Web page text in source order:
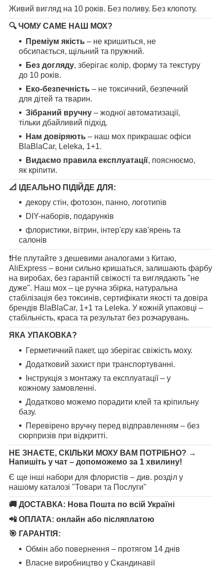
Живий вигляд на 10 років. Без поливу. Без клопоту.
🔍ЧОМУ САМЕ НАШ МОХ?
Преміум якість – не кришиться, не
обсипається, щільний та пружний.
Без догляду, зберігає колір, форму та текстуру
до 10 років.
Еко-безпечність – не токсичний, безпечний
для дітей та тварин.
Зібраний вручну – жодної автоматизації,
тільки дбайливий підхід.
Нам довіряють – наш мох прикрашає офіси
BlaBlaCar, Leleka, 1+1.
Видаємо правила експлуатації, пояснюємо,
як кріпити.
📐
ІДЕАЛЬНО ПІДІЙДЕ ДЛЯ:
декору стін, фотозон, панно, логотипів
DIY-наборів, подарунків
флористики, вітрин, інтер'єру кав'ярень та
салонів
❗️Не плутайте з дешевими аналогами з Китаю,
AliExpress – вони сильно кришаться, залишають фарбу
на виробах, без гарантій свіжості та виглядають "не
дуже". Наш мох – це ручна збірка, натуральна
стабілізація без токсинів, сертифікати якості та довіра
брендів BlaBlaCar, 1+1 та Leleka. У кожній упаковці –
стабільність, краса та результат без розчарувань.
ЯКА УПАКОВКА?
Герметичний пакет, що зберігає свіжість моху.
Додатковий захист при транспортуванні.
Інструкція з монтажу та експлуатації – у
кожному замовленні.
Додатково можемо порадити клей та кріпильну
базу.
Перевірено вручну перед відправленням – без
сюрпризів при відкритті.
НЕ ЗНАЄТЕ, СКІЛЬКИ МОХУ ВАМ ПОТРІБНО? →
Напишіть у чат – допоможемо за 1 хвилину!
Є ще інші набори для флористів – див. розділ у
нашому каталозі "Товари та Послуги"
🚚 ДОСТАВКА: Нова Пошта по всій Україні
📲 ОПЛАТА: онлайн або післяплатою
🎯 ГАРАНТІЯ:
Обмін або повернення – протягом 14 днів
Власне виробництво у Скандинавії